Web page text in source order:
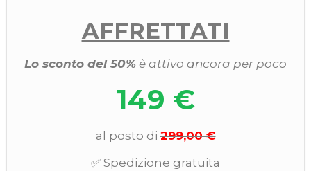
AFFRETTATI
Lo sconto del 50% è attivo ancora per poco
149 €
al posto di299,00 €
✅ Spedizione gratuita